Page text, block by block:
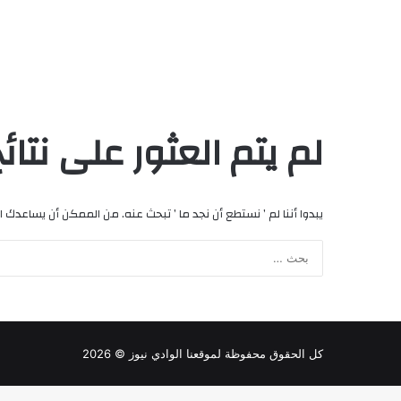
لم يتم العثور على
يبدوا أننا لم ’ نستطع أن نجد ما ’ تبحث عنه. من الممكن أن يساعدك
كل الحقوق محفوظة لموقعنا الوادي نيوز © 2026